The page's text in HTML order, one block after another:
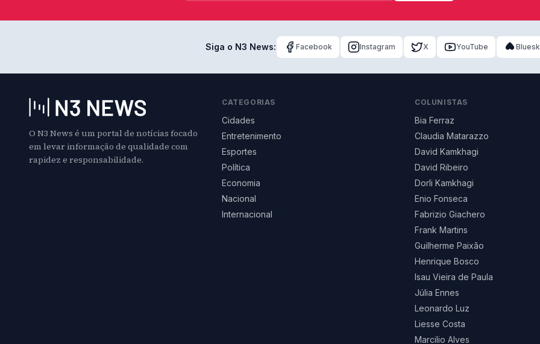
Siga o N3 News: Facebook Instagram X YouTube
O N3 News é um portal de notícias focado
em levar informação de qualidade com
rapidez e responsabilidade.
CATEGORIAS
Cidades
Entretenimento
Esportes
Política
Economia
Nacional
Internacional
COLUNISTAS
Bia Ferraz
Claudia Matarazzo
David Kamkhagi
David Ribeiro
Dorli Kamkhagi
Enio Fonseca
Fabrizio Giachero
Frank Martins
Guilherme Paixão
Henrique Bosco
Isau Vieira de Paula
Júlia Ennes
Leonardo Luz
Liesse Costa
Marcilio Alves